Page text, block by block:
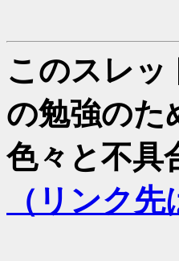
このスレッ
の勉強のた
色々と不具
（リンク